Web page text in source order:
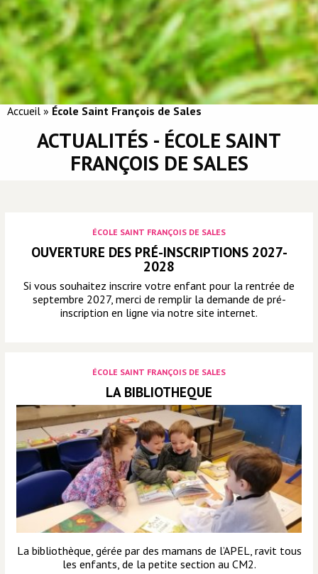
Accueil » École Saint François de Sales
ACTUALITÉS - ÉCOLE SAINT
FRANÇOIS DE SALES
ÉCOLE SAINT FRANÇOIS DE SALES
OUVERTURE DES PRÉ-INSCRIPTIONS 2027-
2028
Si vous souhaitez inscrire votre enfant pour la rentrée de
septembre 2027, merci de remplir la demande de pré-
inscription en ligne via notre site internet.
ÉCOLE SAINT FRANÇOIS DE SALES
LA BIBLIOTHEQUE
La bibliothèque, gérée par des mamans de l’APEL, ravit tous
les enfants, de la petite section au CM2.